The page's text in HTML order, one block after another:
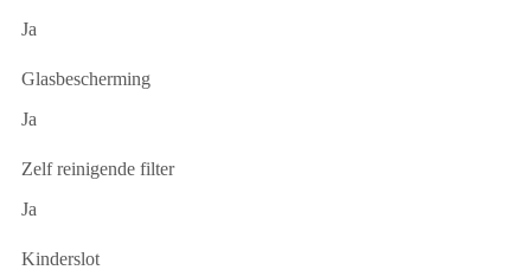
Ja
Glasbescherming
Ja
Zelf reinigende filter
Ja
Kinderslot